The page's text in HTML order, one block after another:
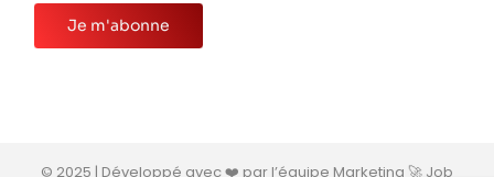
© 2025 | Développé avec ❤️ par l’équipe Marketing 🚀 Job